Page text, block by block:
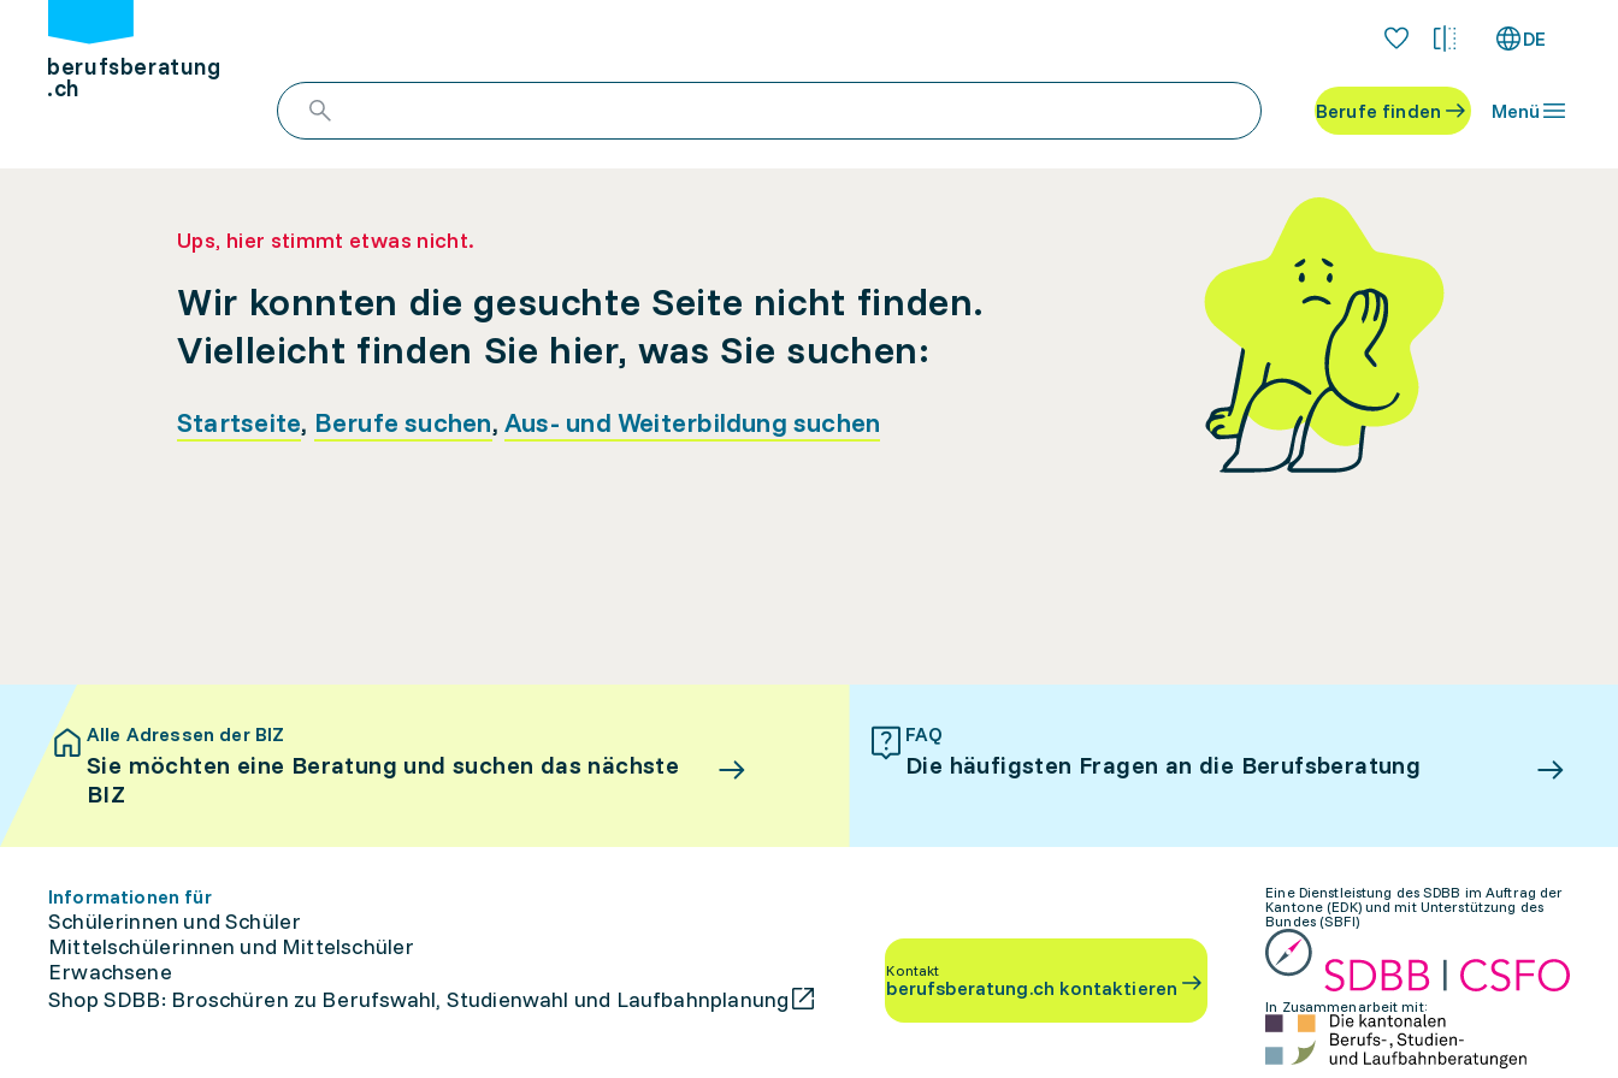
berufsberatung
.ch
DE
Berufe finden Menü
Ups, hier stimmt etwas nicht.
Wir konnten die gesuchte Seite nicht finden.
Vielleicht finden Sie hier, was Sie suchen:
Startseite, Berufe suchen, Aus- und Weiterbildung suchen
Alle Adressen der BIZ
Sie möchten eine Beratung und suchen das nächste
BIZ
FAQ
Die häufigsten Fragen an die Berufsberatung
Informationen für
Schülerinnen und Schüler
Mittelschülerinnen und Mittelschüler
Erwachsene
Shop SDBB: Broschüren zu Berufswahl, Studienwahl und Laufbahnplanung
Kontakt
berufsberatung.ch kontaktieren
Eine Dienstleistung des SDBB im Auftrag der
Kantone (EDK) und mit Unterstützung des
Bundes (SBFI)
In Zusammenarbeit mit: